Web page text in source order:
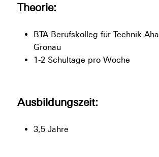
Theorie:
BTA Berufskolleg für Technik
Gronau
1-2 Schultage pro Woche
Ausbildungszeit:
3,5 Jahre